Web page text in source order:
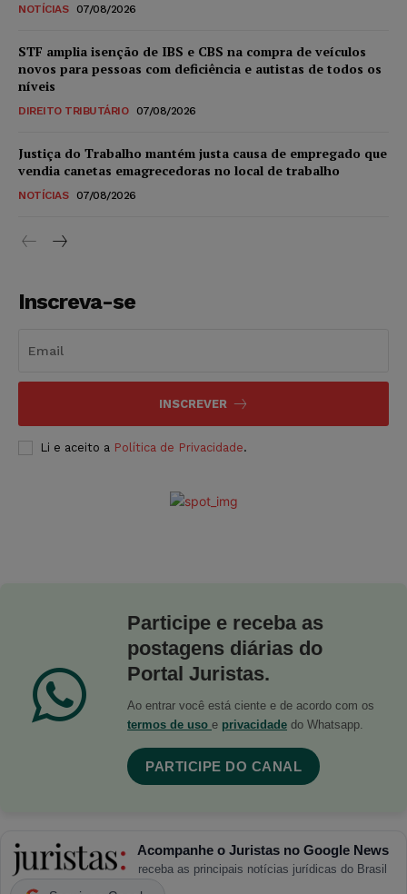
NOTÍCIAS 07/08/2026
STF amplia isenção de IBS e CBS na compra de veículos
novos para pessoas com deficiência e autistas de todos os
níveis
DIREITO TRIBUTÁRIO 07/08/2026
Justiça do Trabalho mantém justa causa de empregado que
vendia canetas emagrecedoras no local de trabalho
NOTÍCIAS 07/08/2026
Inscreva-se
INSCREVER
Li e aceito a Política de Privacidade.
Participe e receba as
postagens diárias do
Portal Juristas.
Ao entrar você está ciente e de acordo com os
termos de uso e privacidade do Whatsapp.
PARTICIPE DO CANAL
Acompanhe o Juristas no Google News
receba as principais notícias jurídicas do Brasil